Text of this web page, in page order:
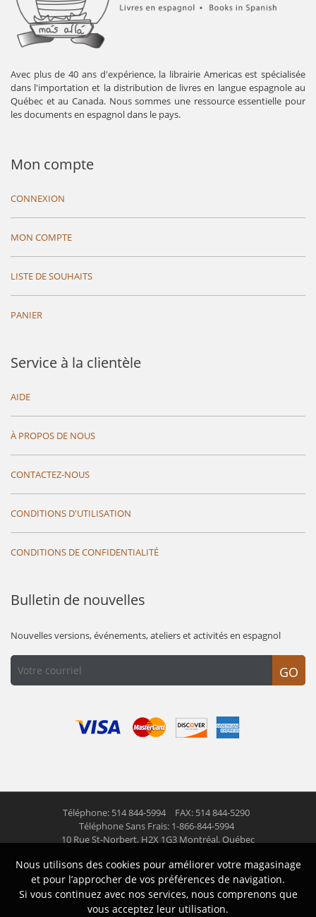
Avec plus de 40 ans d'expérience, la librairie Americas est spécialisée
dans l'importation et la distribution de livres en langue espagnole au
Québec et au Canada. Nous sommes une ressource essentielle pour
les documents en espagnol dans le pays.
Mon compte
CONNEXION
MON COMPTE
LISTE DE SOUHAITS
PANIER
Service à la clientèle
AIDE
À PROPOS DE NOUS
CONTACTEZ-NOUS
CONDITIONS D'UTILISATION
CONDITIONS DE CONFIDENTIALITÉ
Bulletin de nouvelles
Nouvelles versions, événements, ateliers et activités en espagnol
GO
Téléphone: 514 844-5994
FAX: 514 844-5290
Téléphone Sans Frais: 1-866-844-5994
10 Rue St-Norbert, H2X 1G3 Montréal, Québec
© 2026 Las Americas inc. Tous droits réservés
Suivez nous
Nous utilisons des cookies pour améliorer votre magasinage
et pour l’approcher de vos préférences de navigation.
Si vous continuez avec nos services, nous comprenons que
vous acceptez leur utilisation.